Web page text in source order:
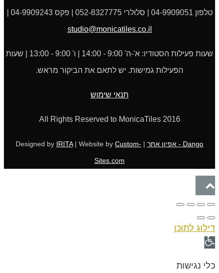
טלפון 04-9909051 | סלולרי 052-8327775 | פקס 04-9909243 |
studio@monicatiles.co.il
שעות פעילות הסטודיו: א'-ה' 9:00 - 14:00 | ו' 9:00 - 13:00 | שעות
הפעילות גמישות. יש לתאם את הביקור מראש.
תנאי שימוש
All Rights Reserved to MonicaTiles 2016
Dango - אפיון אתר | Designed by
IRITA| Website by Custom-
Sites.com
לראש
העמוד
דילוג לתוכן
פתח
כלי נגישות